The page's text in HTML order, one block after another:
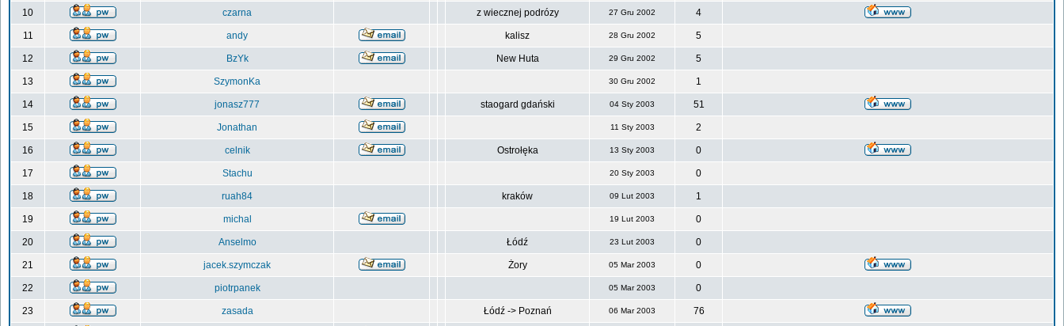
10 czarna z wiecznej podrózy 27 Gru 2002 4
11 andy kalisz 28 Gru 2002 5
12 BzYk New Huta 29 Gru 2002 5
13 SzymonKa 30 Gru 2002 1
14 jonasz777 staogard gdański 04 Sty 2003 51
15 Jonathan 11 Sty 2003 2
16 celnik Ostrołęka 13 Sty 2003 0
17 Stachu 20 Sty 2003 0
18 ruah84 kraków 09 Lut 2003 1
19 michal 19 Lut 2003 0
20 Anselmo Łódź 23 Lut 2003 0
21 jacek.szymczak Żory 05 Mar 2003 0
22 piotrpanek 05 Mar 2003 0
23 zasada Łódź -> Poznań 06 Mar 2003 76